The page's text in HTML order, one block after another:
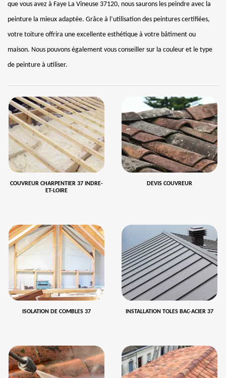
que vous avez à Faye La Vineuse 37120, nous saurons les peindre avec la
peinture la mieux adaptée. Grâce à l’utilisation des peintures certifiées,
votre toiture offrira une excellente esthétique à votre bâtiment ou
maison. Nous pouvons également vous conseiller sur la couleur et le type
de peinture à utiliser.
COUVREUR CHARPENTIER 37 INDRE-
ET-LOIRE
DEVIS COUVREUR
ISOLATION DE COMBLES 37 INSTALLATION TOLES BAC-ACIER 37